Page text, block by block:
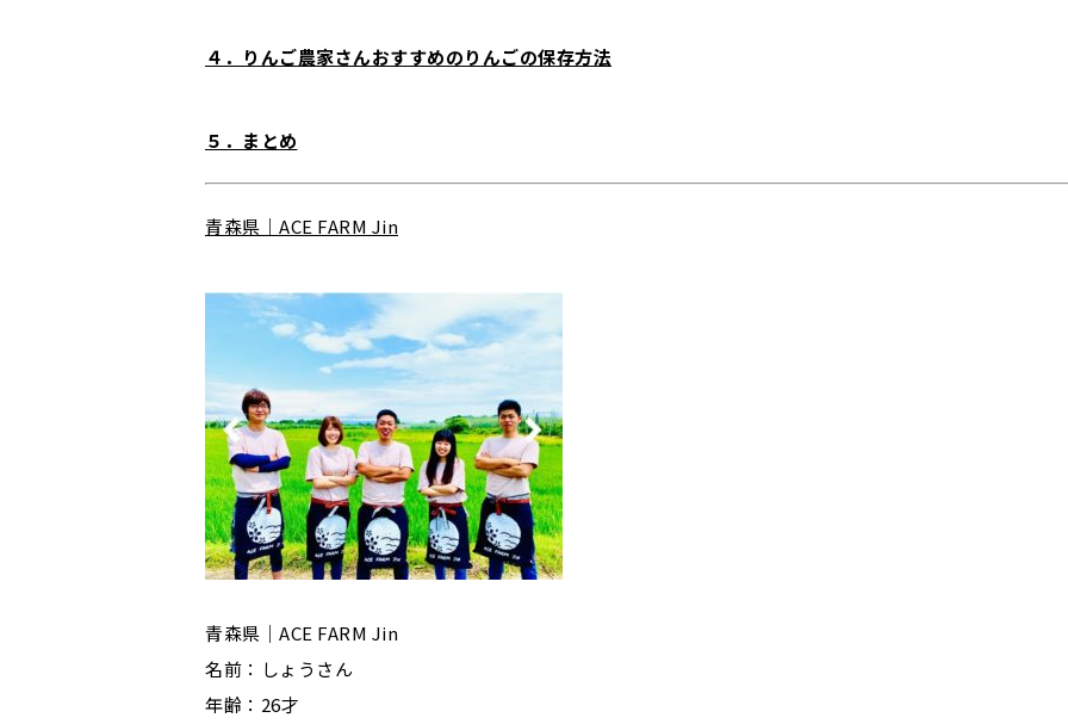
４．りんご農家さんおすすめのりんごの保存方法
５．まとめ
青森県｜ACE FARM Jin
青森県｜ACE FARM Jin
名前：しょうさん
年齢：26才